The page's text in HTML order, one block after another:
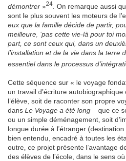
démontrer »24
. On remarque aussi
sont le plus souvent les moteurs de
eux que la famille décide de partir,
meilleure, ‘pas cette vie-là pour toi
part, ce sont ceux qui, dans un
l’installation et de la vie dans la terre
essentiel dans le processus
Cette séquence sur « le voyage
un travail d’écriture
l’élève, soit de raconter son propre
dans Le Voyage a été long – que ce
ou un simple déménagement, soit
longue durée à l’étranger
bien entendu, encadré à toutes les
outre, ce projet présente l’avantage
des élèves de l’école, dans le sens